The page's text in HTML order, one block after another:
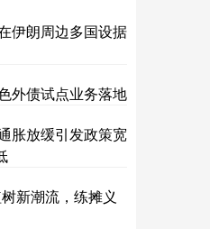
伊朗周边多国设据
外债试点业务落地
胀放缓引发政策宽
新潮流，练摊义